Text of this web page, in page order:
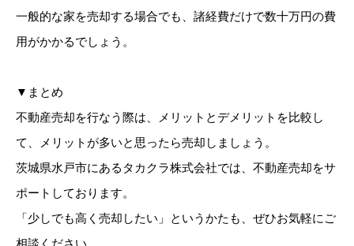
一般的な家を売却する場合でも、諸経費だけで数十万円の費
用がかかるでしょう。
▼まとめ
不動産売却を行なう際は、メリットとデメリットを比較し
て、メリットが多いと思ったら売却しましょう。
茨城県水戸市にあるタカクラ株式会社では、不動産売却をサ
ポートしております。
「少しでも高く売却したい」というかたも、ぜひお気軽にご